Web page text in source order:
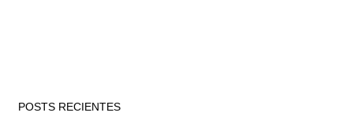
POSTS RECIENTES